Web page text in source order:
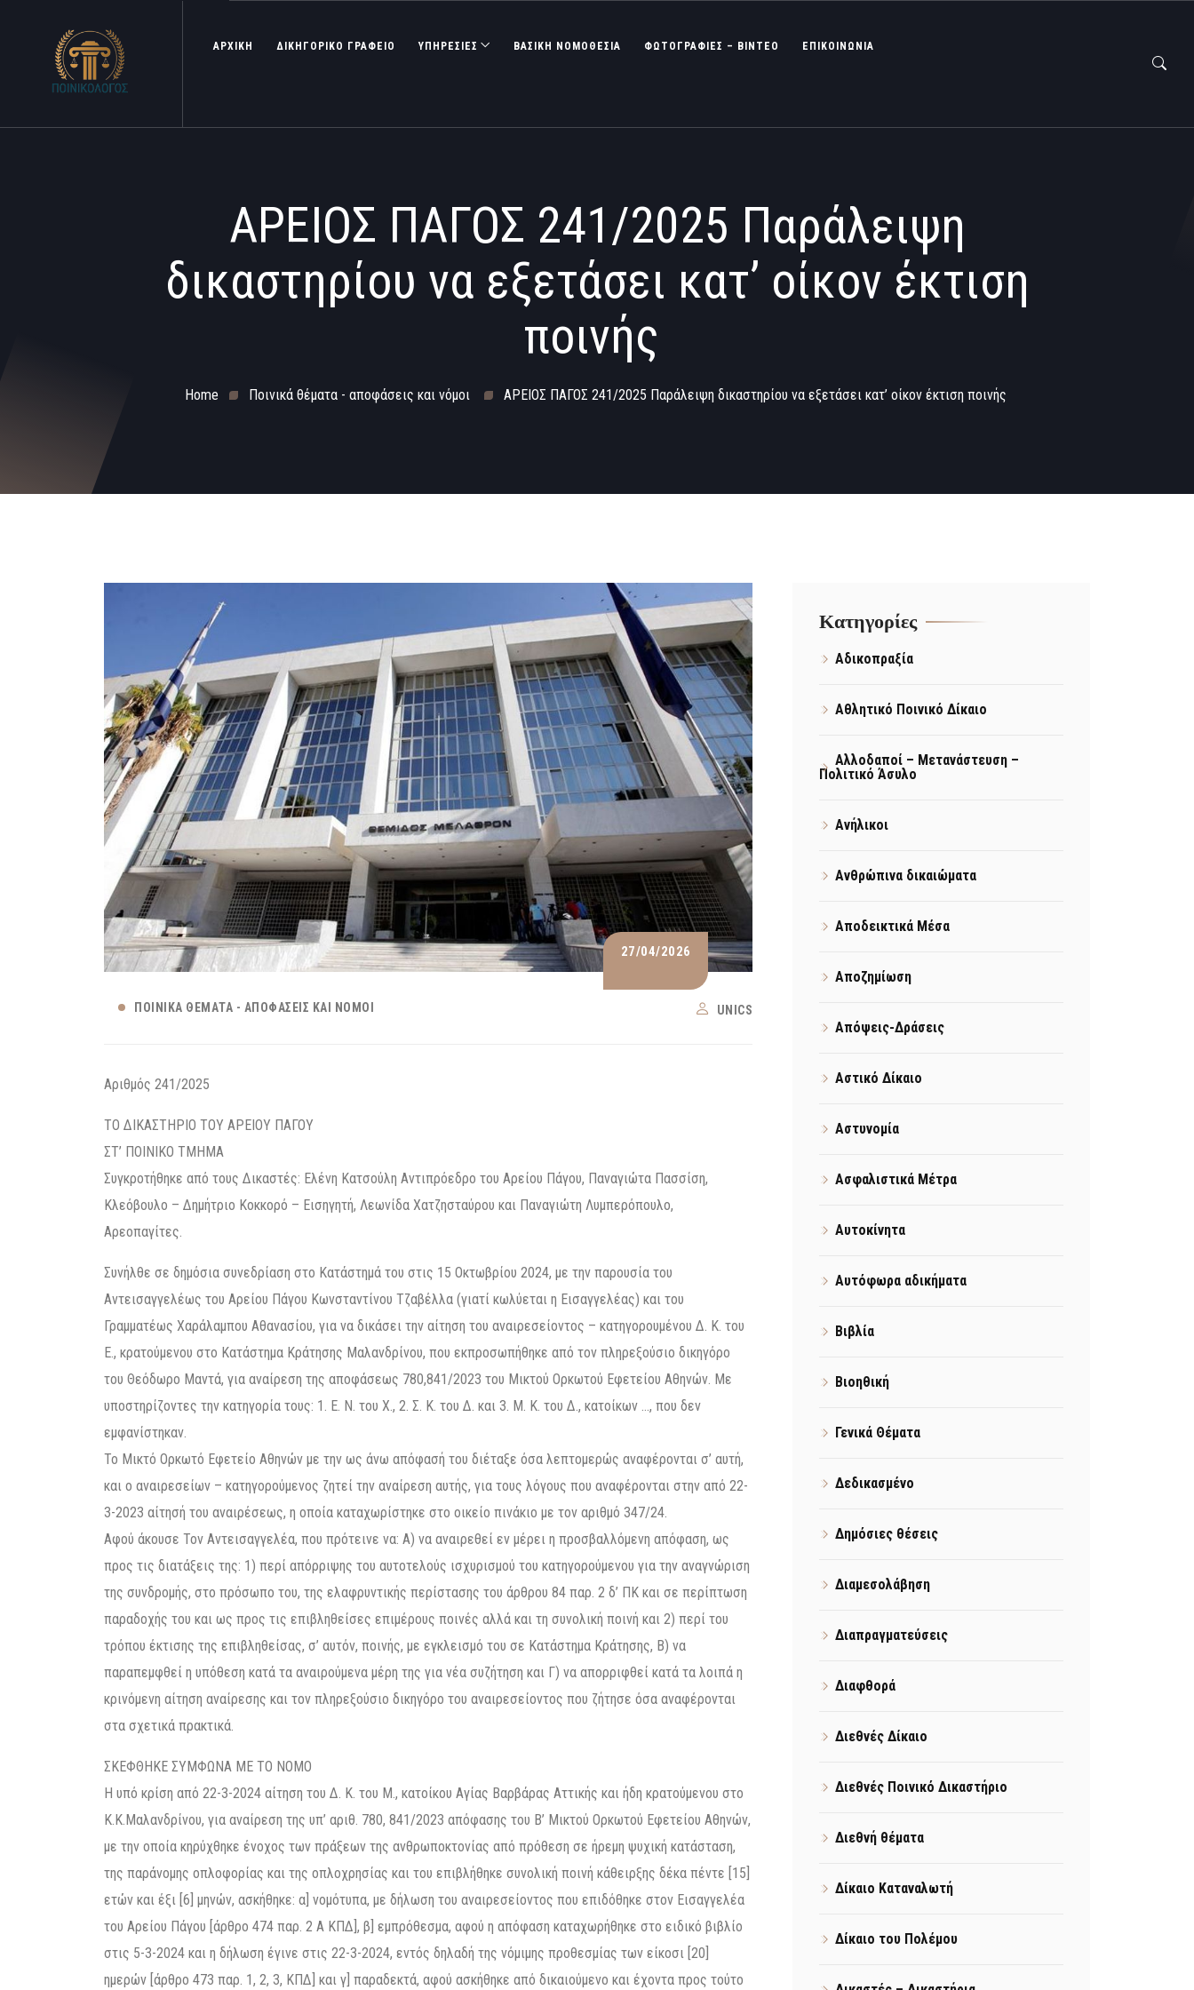
ΑΡΧΙΚΗ ΔΙΚΗΓΟΡΙΚΟ ΓΡΑΦΕΙΟ ΥΠΗΡΕΣΙΕΣ ΒΑΣΙΚΉ ΝΟΜΟΘΕΣΊΑ ΦΩΤΟΓΡΑΦΊΕΣ – ΒΊΝΤΕΟ ΕΠΙΚΟΙΝΩΝΙΑ
ΑΡΕΙΟΣ ΠΑΓΟΣ 241/2025 Παράλειψη
δικαστηρίου να εξετάσει κατ’ οίκον έκτιση
ποινής
Home Ποινικά θέματα - αποφάσεις και νόμοι ΑΡΕΙΟΣ ΠΑΓΟΣ 241/2025 Παράλειψη δικαστηρίου να εξετάσει κατ’ οίκον έκτιση ποινής
27/04/2026
ΠΟΙΝΙΚΆ ΘΈΜΑΤΑ - ΑΠΟΦΆΣΕΙΣ ΚΑΙ ΝΌΜΟΙ UNICS
Αριθμός 241/2025
ΤΟ ΔΙΚΑΣΤΗΡΙΟ ΤΟΥ ΑΡΕΙΟΥ ΠΑΓΟΥ
ΣΤ’ ΠΟΙΝΙΚΟ ΤΜΗΜΑ
Συγκροτήθηκε από τους Δικαστές: Ελένη Κατσούλη Αντιπρόεδρο του Αρείου Πάγου, Παναγιώτα Πασσίση,
Κλεόβουλο – Δημήτριο Κοκκορό – Εισηγητή, Λεωνίδα Χατζησταύρου και Παναγιώτη Λυμπερόπουλο,
Αρεοπαγίτες.
Συνήλθε σε δημόσια συνεδρίαση στο Κατάστημά του στις 15 Οκτωβρίου 2024, με την παρουσία του
Αντεισαγγελέως του Αρείου Πάγου Κωνσταντίνου Τζαβέλλα (γιατί κωλύεται η Εισαγγελέας) και του
Γραμματέως Χαράλαμπου Αθανασίου, για να δικάσει την αίτηση του αναιρεσείοντος – κατηγορουμένου Δ. Κ. του
Ε., κρατούμενου στο Κατάστημα Κράτησης Μαλανδρίνου, που εκπροσωπήθηκε από τον πληρεξούσιο δικηγόρο
του Θεόδωρο Μαντά, για αναίρεση της αποφάσεως 780,841/2023 του Μικτού Ορκωτού Εφετείου Αθηνών. Με
υποστηρίζοντες την κατηγορία τους: 1. Ε. Ν. του Χ., 2. Σ. Κ. του Δ. και 3. Μ. Κ. του Δ., κατοίκων …, που δεν
εμφανίστηκαν.
Το Μικτό Ορκωτό Εφετείο Αθηνών με την ως άνω απόφασή του διέταξε όσα λεπτομερώς αναφέρονται σ’ αυτή,
και o αναιρεσείων – κατηγορούμενος ζητεί την αναίρεση αυτής, για τους λόγους που αναφέρονται στην από 22-
3-2023 αίτησή του αναιρέσεως, η οποία καταχωρίστηκε στο οικείο πινάκιο με τον αριθμό 347/24.
Αφού άκουσε Τον Αντεισαγγελέα, που πρότεινε να: Α) να αναιρεθεί εν μέρει η προσβαλλόμενη απόφαση, ως
προς τις διατάξεις της: 1) περί απόρριψης του αυτοτελούς ισχυρισμού του κατηγορούμενου για την αναγνώριση
της συνδρομής, στο πρόσωπο του, της ελαφρυντικής περίστασης του άρθρου 84 παρ. 2 δ’ ΠΚ και σε περίπτωση
παραδοχής του και ως προς τις επιβληθείσες επιμέρους ποινές αλλά και τη συνολική ποινή και 2) περί του
τρόπου έκτισης της επιβληθείσας, σ’ αυτόν, ποινής, με εγκλεισμό του σε Κατάστημα Κράτησης, Β) να
παραπεμφθεί η υπόθεση κατά τα αναιρούμενα μέρη της για νέα συζήτηση και Γ) να απορριφθεί κατά τα λοιπά η
κρινόμενη αίτηση αναίρεσης και τον πληρεξούσιο δικηγόρο του αναιρεσείοντος που ζήτησε όσα αναφέρονται
στα σχετικά πρακτικά.
ΣΚΕΦΘΗΚΕ ΣΥΜΦΩΝΑ ΜΕ ΤΟ ΝΟΜΟ
Η υπό κρίση από 22-3-2024 αίτηση του Δ. Κ. του Μ., κατοίκου Αγίας Βαρβάρας Αττικής και ήδη κρατούμενου στο
Κ.Κ.Μαλανδρίνου, για αναίρεση της υπ’ αριθ. 780, 841/2023 απόφασης του Β’ Μικτού Ορκωτού Εφετείου Αθηνών,
με την οποία κηρύχθηκε ένοχος των πράξεων της ανθρωποκτονίας από πρόθεση σε ήρεμη ψυχική κατάσταση,
της παράνομης οπλοφορίας και της οπλοχρησίας και του επιβλήθηκε συνολική ποινή κάθειρξης δέκα πέντε [15]
ετών και έξι [6] μηνών, ασκήθηκε: α] νομότυπα, με δήλωση του αναιρεσείοντος που επιδόθηκε στον Εισαγγελέα
του Αρείου Πάγου [άρθρο 474 παρ. 2 Α ΚΠΔ], β] εμπρόθεσμα, αφού η απόφαση καταχωρήθηκε στο ειδικό βιβλίο
στις 5-3-2024 και η δήλωση έγινε στις 22-3-2024, εντός δηλαδή της νόμιμης προθεσμίας των είκοσι [20]
ημερών [άρθρο 473 παρ. 1, 2, 3, ΚΠΔ] και γ] παραδεκτά, αφού ασκήθηκε από δικαιούμενο και έχοντα προς τούτο
Kατηγορίες
Αδικοπραξία
Αθλητικό Ποινικό Δίκαιο
Αλλοδαποί – Μετανάστευση –
Πολιτικό Άσυλο
Ανήλικοι
Ανθρώπινα δικαιώματα
Αποδεικτικά Μέσα
Αποζημίωση
Απόψεις-Δράσεις
Αστικό Δίκαιο
Αστυνομία
Ασφαλιστικά Μέτρα
Αυτοκίνητα
Αυτόφωρα αδικήματα
Βιβλία
Βιοηθική
Γενικά Θέματα
Δεδικασμένο
Δημόσιες θέσεις
Διαμεσολάβηση
Διαπραγματεύσεις
Διαφθορά
Διεθνές Δίκαιο
Διεθνές Ποινικό Δικαστήριο
Διεθνή θέματα
Δίκαιο Καταναλωτή
Δίκαιο του Πολέμου